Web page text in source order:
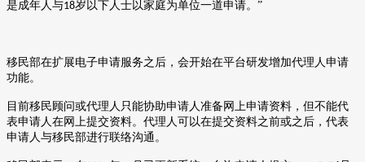
是成年人与18岁以下人士以家庭为单位一道申请。”
移民部在扩展电子申请服务之后，会开始在平台研发增加代理人申请
功能。
目前移民顾问或代理人只能协助申请人准备网上申请资料，但不能代
表申请人在网上提交资料。代理人可以在提交资料之前或之后，代表
申请人与移民部进行联络沟通。